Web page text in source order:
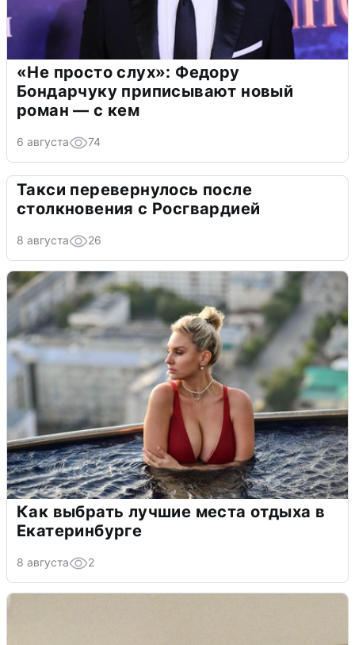
«Не просто слух»: Федору
Бондарчуку приписывают новый
роман — с кем
6 августа 74
Такси перевернулось после
столкновения с Росгвардией
8 августа 26
Как выбрать лучшие места отдыха в
Екатеринбурге
8 августа 2